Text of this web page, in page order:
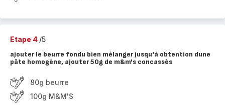
Etape 4 /5
ajouter le beurre fondu bien mélanger jusqu'à obtention dune
pâte homogène, ajouter 50g de m&m's concassés
80g beurre
100g M&M'S